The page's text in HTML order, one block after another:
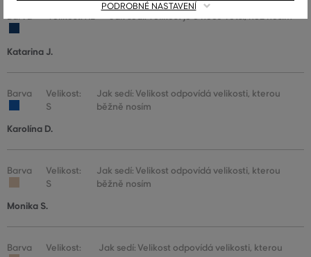
Barva Velikost: XL Jak sedí: Velikost je o něco větší, než nosím
Katarina J.
Barva
Velikost:
S
Jak sedí: Velikost odpovídá velikosti, kterou
běžně nosím
Karolína D.
Barva
Velikost:
S
Jak sedí: Velikost odpovídá velikosti, kterou
běžně nosím
Monika S.
Barva
Velikost:
Jak sedí: Velikost odpovídá velikosti, kterou
PODROBNÉ NASTAVENÍ